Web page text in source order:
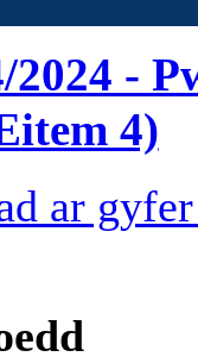
2024 -
4)
ar